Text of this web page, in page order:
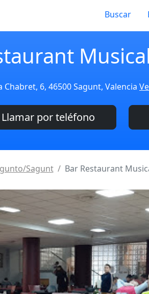
Buscar
Chabret, 6, 46500 Sagunt, Valencia
por teléfono
Sagunt Bar Restaurant